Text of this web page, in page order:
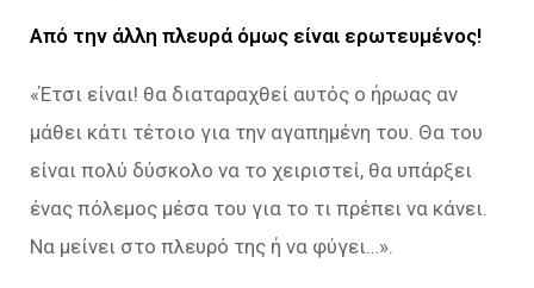
Από την άλλη πλευρά όμως είναι ερωτευμένος!
«Έτσι είναι! θα διαταραχθεί αυτός ο ήρωας αν
μάθει κάτι τέτοιο για την αγαπημένη του. Θα του
είναι πολύ δύσκολο να το χειριστεί, θα υπάρξει
ένας πόλεμος μέσα του για το τι πρέπει να κάνει.
Να μείνει στο πλευρό της ή να φύγει…».